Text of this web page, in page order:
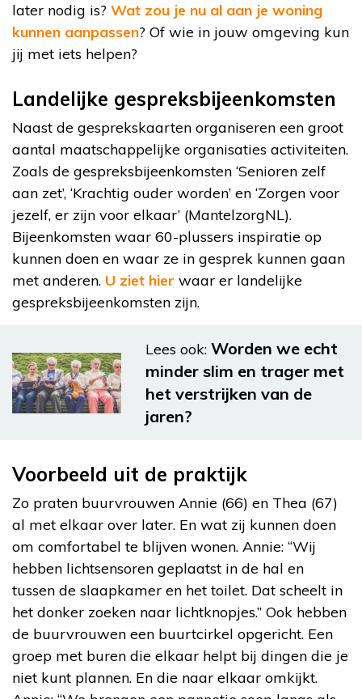
later nodig is? Wat zou je nu al aan je woning
kunnen aanpassen? Of wie in jouw omgeving kun
jij met iets helpen?
Landelijke gespreksbijeenkomsten
Naast de gesprekskaarten organiseren een groot
aantal maatschappelijke organisaties activiteiten.
Zoals de gespreksbijeenkomsten ‘Senioren zelf
aan zet’, ‘Krachtig ouder worden’ en ‘Zorgen voor
jezelf, er zijn voor elkaar’ (MantelzorgNL).
Bijeenkomsten waar 60-plussers inspiratie op
kunnen doen en waar ze in gesprek kunnen gaan
met anderen. U ziet hier waar er landelijke
gespreksbijeenkomsten zijn.
Lees ook: Worden we echt
minder slim en trager met
het verstrijken van de
jaren?
Voorbeeld uit de praktijk
Zo praten buurvrouwen Annie (66) en Thea (67)
al met elkaar over later. En wat zij kunnen doen
om comfortabel te blijven wonen. Annie: “Wij
hebben lichtsensoren geplaatst in de hal en
tussen de slaapkamer en het toilet. Dat scheelt in
het donker zoeken naar lichtknopjes.” Ook hebben
de buurvrouwen een buurtcirkel opgericht. Een
groep met buren die elkaar helpt bij dingen die je
niet kunt plannen. En die naar elkaar omkijkt.